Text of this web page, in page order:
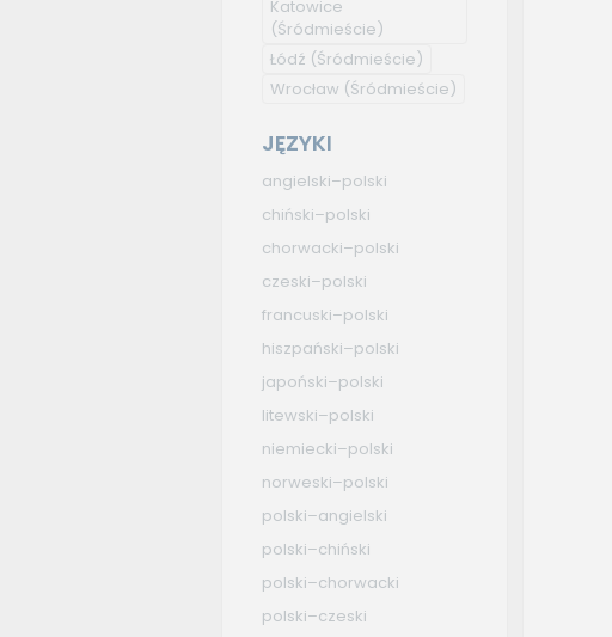
Katowice
(Śródmieście)
Łódź (Śródmieście)
Wrocław (Śródmieście)
JĘZYKI
angielski–polski
chiński–polski
chorwacki–polski
czeski–polski
francuski–polski
hiszpański–polski
japoński–polski
litewski–polski
niemiecki–polski
norweski–polski
polski–angielski
polski–chiński
polski–chorwacki
polski–czeski